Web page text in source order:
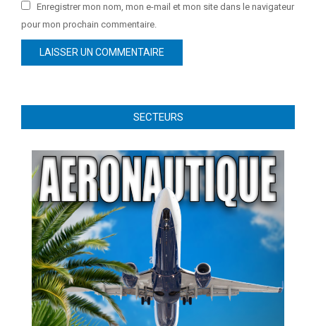
Enregistrer mon nom, mon e-mail et mon site dans le navigateur
pour mon prochain commentaire.
SECTEURS